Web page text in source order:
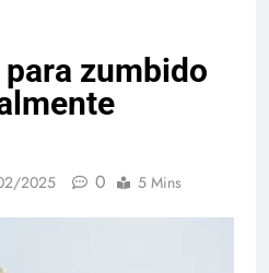
zumbido
2025 0 5 Mins